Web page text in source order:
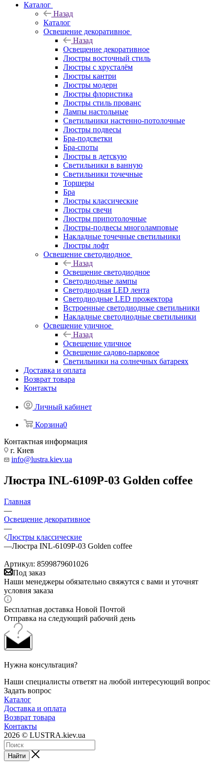
Каталог
Назад
Каталог
Освещение декоративное
Назад
Освещение декоративное
Люстры восточный стиль
Люстры с хрусталём
Люстры кантри
Люстры модерн
Люстры флористика
Люстры стиль прованс
Лампы настольные
Светильники настенно-потолочные
Люстры подвесы
Бра-подсветки
Бра-споты
Люстры в детскую
Светильники в ванную
Светильники точечные
Торшеры
Бра
Люстры классические
Люстры свечи
Люстры припотолочные
Люстры-подвесы многоламповые
Накладные точечные светильники
Люстры лофт
Освещение светодиодное
Назад
Освещение светодиодное
Светодиодные лампы
Светодиодная LED лента
Светодиодные LED прожектора
Встроенные светодиодные светильники
Накладные светодиодные светильники
Освещение уличное
Назад
Освещение уличное
Освещение садово-парковое
Светильники на солнечных батареях
Доставка и оплата
Возврат товара
Контакты
Личный кабинет
Корзина0
Контактная информация
г. Киев
info@lustra.kiev.ua
Люстра INL-6109P-03 Golden coffee
Главная
—
Освещение декоративное
—
Люстры классические
—Люстра INL-6109P-03 Golden coffee
Артикул: 8599879601026
Под заказ
Наши менеджеры обязательно свяжутся с вами и уточнят
условия заказа
Бесплатная доставка Новой Почтой
Отправка на следующий рабочий день
Нужна консультация?
Наши специалисты ответят на любой интересующий вопрос
Задать вопрос
Каталог
Доставка и оплата
Возврат товара
Контакты
2026 © LUSTRA.kiev.ua
Найти